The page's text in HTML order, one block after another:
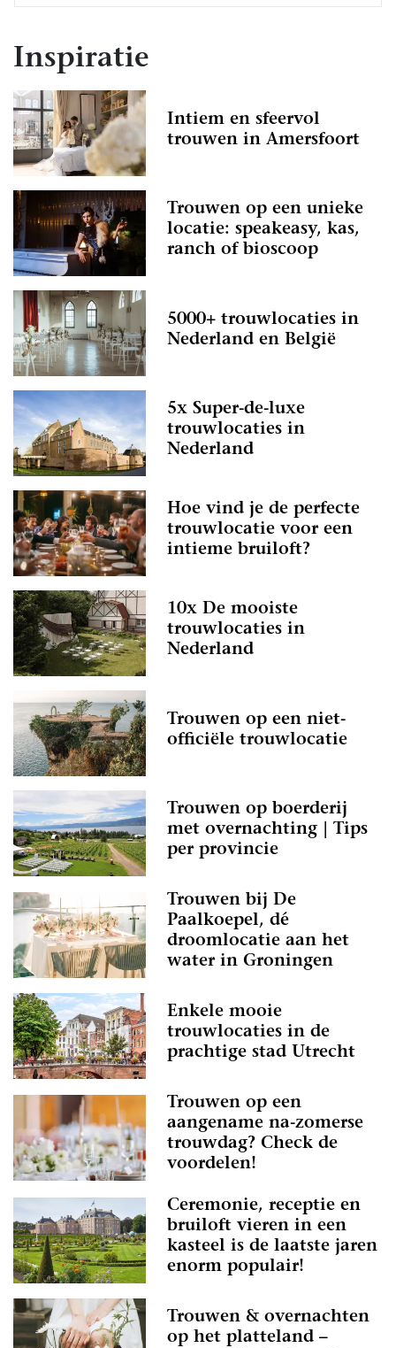
Inspiratie
Intiem en sfeervol
trouwen in Amersfoort
Trouwen op een unieke
locatie: speakeasy, kas,
ranch of bioscoop
5000+ trouwlocaties in
Nederland en België
5x Super-de-luxe
trouwlocaties in
Nederland
Hoe vind je de perfecte
trouwlocatie voor een
intieme bruiloft?
10x De mooiste
trouwlocaties in
Nederland
Trouwen op een niet-
officiële trouwlocatie
Trouwen op boerderij
met overnachting | Tips
per provincie
Trouwen bij De
Paalkoepel, dé
droomlocatie aan het
water in Groningen
Enkele mooie
trouwlocaties in de
prachtige stad Utrecht
Trouwen op een
aangename na-zomerse
trouwdag? Check de
voordelen!
Ceremonie, receptie en
bruiloft vieren in een
kasteel is de laatste jaren
enorm populair!
Trouwen & overnachten
op het platteland –